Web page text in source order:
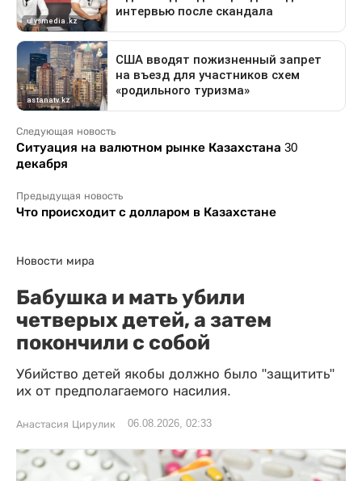
Следующая новость
Ситуация на валютном рынке Казахстана 30
декабря
Предыдущая новость
Что происходит с долларом в Казахстане
Новости мира
Бабушка и мать убили
четверых детей, а затем
покончили с собой
Убийство детей якобы должно было "защитить"
их от предполагаемого насилия.
Анастасия Цирулик 06.08.2026, 02:33